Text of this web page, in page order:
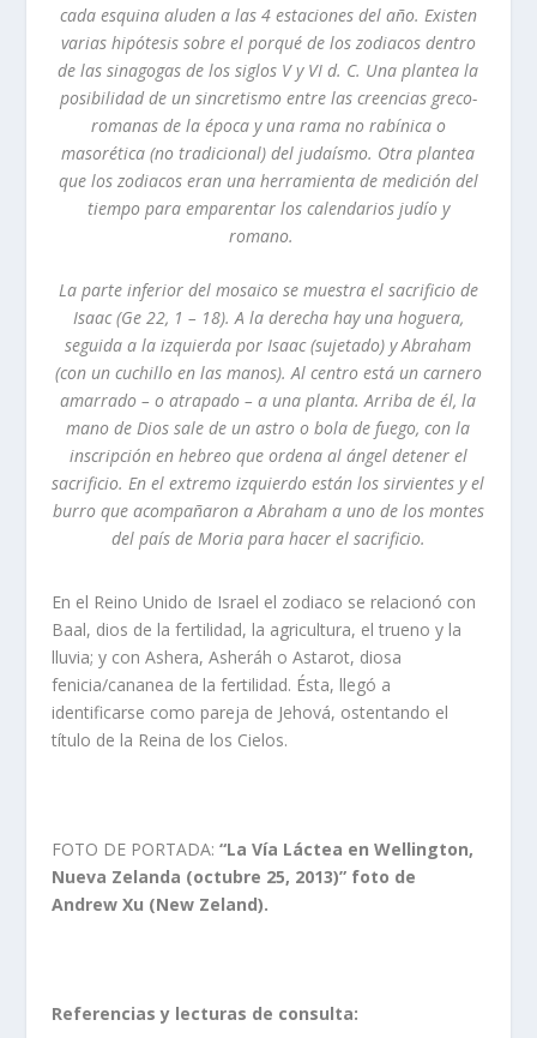
cada esquina aluden a las 4 estaciones del año. Existen
varias hipótesis sobre el porqué de los zodiacos dentro
de las sinagogas de los siglos V y VI d. C. Una plantea la
posibilidad de un sincretismo entre las creencias greco-
romanas de la época y una rama no rabínica o
masorética (no tradicional) del judaísmo. Otra plantea
que los zodiacos eran una herramienta de medición del
tiempo para emparentar los calendarios judío y
romano.
La parte inferior del mosaico se muestra el sacrificio de
Isaac (Ge 22, 1 – 18). A la derecha hay una hoguera,
seguida a la izquierda por Isaac (sujetado) y Abraham
(con un cuchillo en las manos). Al centro está un carnero
amarrado – o atrapado – a una planta. Arriba de él, la
mano de Dios sale de un astro o bola de fuego, con la
inscripción en hebreo que ordena al ángel detener el
sacrificio. En el extremo izquierdo están los sirvientes y el
burro que acompañaron a Abraham a uno de los montes
del país de Moria para hacer el sacrificio.
En el Reino Unido de Israel el zodiaco se relacionó con
Baal, dios de la fertilidad, la agricultura, el trueno y la
lluvia; y con Ashera, Asheráh o Astarot, diosa
fenicia/cananea de la fertilidad. Ésta, llegó a
identificarse como pareja de Jehová, ostentando el
título de la Reina de los Cielos.
FOTO DE PORTADA: “La Vía Láctea en Wellington,
Nueva Zelanda (octubre 25, 2013)” foto de
Andrew Xu (New Zeland).
Referencias y lecturas de consulta: